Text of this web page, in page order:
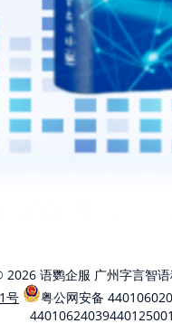
语鹦企服 广州字言智语
号
粤公网安备